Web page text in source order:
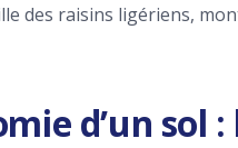
des raisins ligériens,
d’un sol